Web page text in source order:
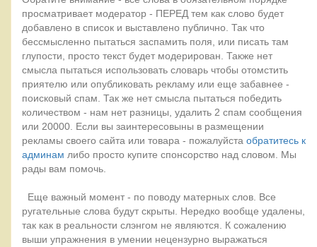
просматривает модератор - ПЕРЕД тем как слово будет
добавлено в список и выставлено публично. Так что
бессмысленно пытаться заспамить поля, или писать там
глупости, просто текст будет модерирован. Также нет
смысла пытаться использовать словарь чтобы отомстить
приятелю или опубликовать рекламу или еще забавнее -
поисковый спам. Так же нет смысла пытаться победить
количеством - нам нет разницы, удалить 2 спам сообщения
или 20000. Если вы заинтересовыны в размещении
рекламы своего сайта или товара - пожалуйста обратитесь к
админам либо просто купите спонсорство над словом. Мы
рады вам помочь.
Еще важный момент - по поводу матерных слов. Все
ругательные слова будут скрыты. Нередко вообще удалены,
так как в реальности слэнгом не являются. К сожалению
выши упражнения в умении нецензурно выражаться